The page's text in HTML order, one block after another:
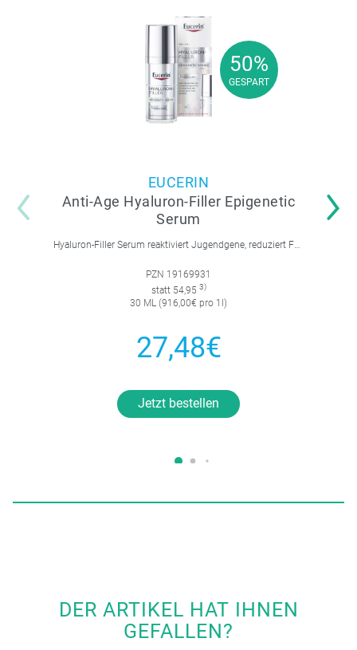
50%
GESPART
50%
GESPART
EUCERIN
Anti-Age Hyaluron-Filler Epigenetic
Serum
Hyaluron-Filler Serum reaktiviert Jugendgene, reduziert Falten und feine Linien, spendet intensive Feuchtigkeit und strafft die Gesichtskonturen.
PZN 19169931
statt 54,95 3)
30 ML (916,00€ pro 1l)
27,48€
Jetzt bestellen
DER ARTIKEL HAT IHNEN
GEFALLEN?